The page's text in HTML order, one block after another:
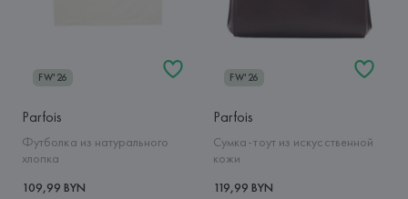
FW'26
Parfois
Футболка из натурального
хлопка
109,99 BYN
FW'26
Parfois
Сумка-тоут из искусственной
кожи
119,99 BYN